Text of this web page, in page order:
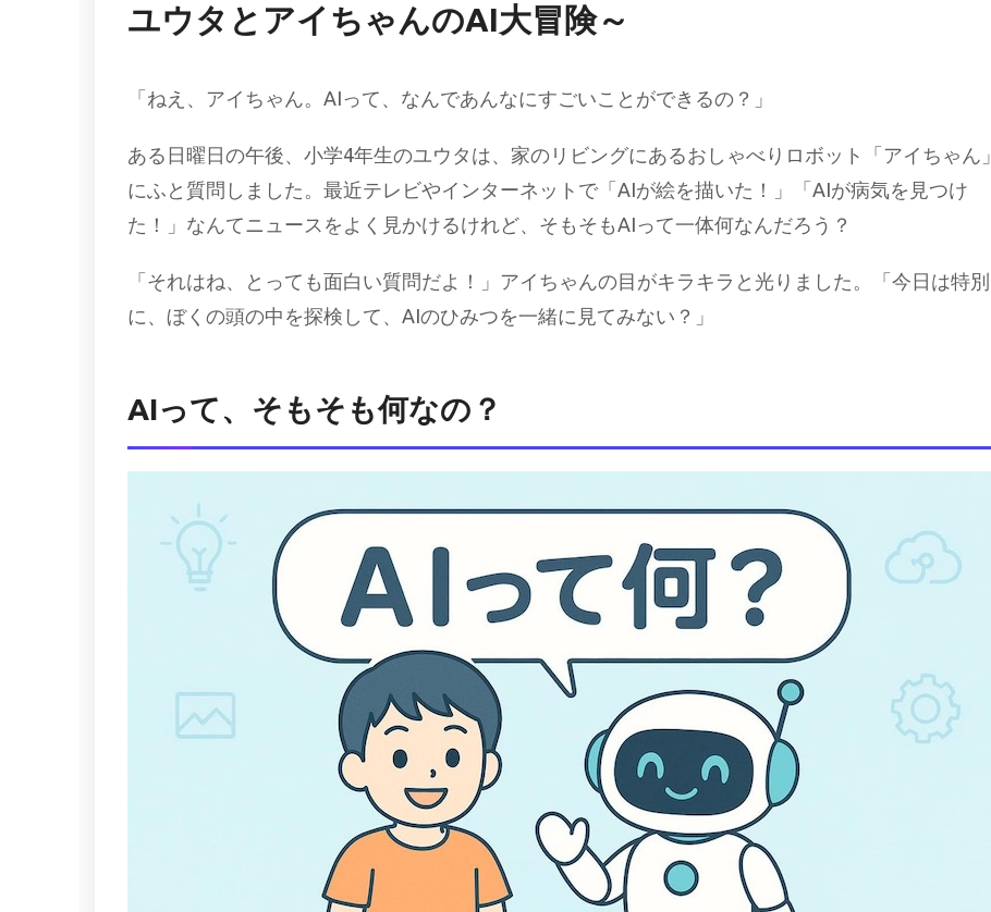
ユウタとアイちゃんのAI大冒険～
「ねえ、アイちゃん。AIって、なんであんなにすごいことができるの？」
ある日曜日の午後、小学4年生のユウタは、家のリビングにあるおしゃべりロボット「アイちゃん」
にふと質問しました。最近テレビやインターネットで「AIが絵を描いた！」「AIが病気を見つけ
た！」なんてニュースをよく見かけるけれど、そもそもAIって一体何なんだろう？
「それはね、とっても面白い質問だよ！」アイちゃんの目がキラキラと光りました。「今日は特別
に、ぼくの頭の中を探検して、AIのひみつを一緒に見てみない？」
AIって、そもそも何なの？